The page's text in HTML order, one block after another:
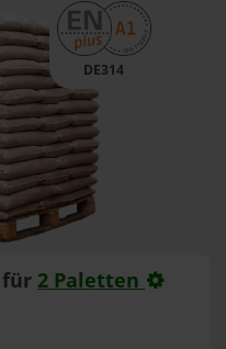
DE314
für 2 Paletten